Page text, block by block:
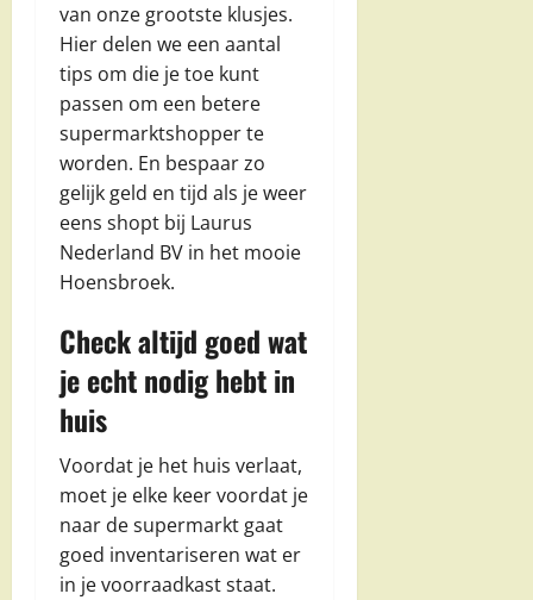
van onze grootste klusjes.
Hier delen we een aantal
tips om die je toe kunt
passen om een betere
supermarktshopper te
worden. En bespaar zo
gelijk geld en tijd als je weer
eens shopt bij Laurus
Nederland BV in het mooie
Hoensbroek.
Check altijd goed wat
je echt nodig hebt in
huis
Voordat je het huis verlaat,
moet je elke keer voordat je
naar de supermarkt gaat
goed inventariseren wat er
in je voorraadkast staat.